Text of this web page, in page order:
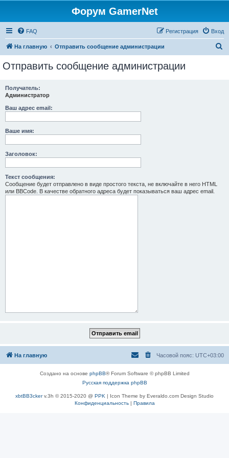
Форум GamerNet
FAQ Вход
Регистрация
На главную Отправить сообщение администрации
Отправить сообщение администрации
Получатель:
Администратор
Ваш адрес email:
Ваше имя:
Заголовок:
Текст сообщения:
Сообщение будет отправлено в виде простого текста, не включайте в него HTML
или BBCode. В качестве обратного адреса будет показываться ваш адрес email.
На главную Часовой пояс: UTC+03:00
Создано на основе phpBB® Forum Software © phpBB Limited
Русская поддержка phpBB
xbtBB3ckerv.3h © 2015-2020 @ PPK | Icon Theme by Everaldo.com Design Studio
Конфиденциальность| Правила